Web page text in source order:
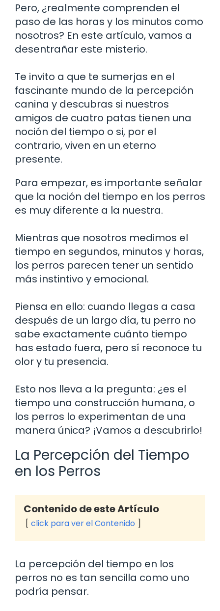
Pero, ¿realmente comprenden el
paso de las horas y los minutos como
nosotros? En este artículo, vamos a
desentrañar este misterio.
Te invito a que te sumerjas en el
fascinante mundo de la percepción
canina y descubras si nuestros
amigos de cuatro patas tienen una
noción del tiempo o si, por el
contrario, viven en un eterno
presente.
Para empezar, es importante señalar
que la noción del tiempo en los perros
es muy diferente a la nuestra.
Mientras que nosotros medimos el
tiempo en segundos, minutos y horas,
los perros parecen tener un sentido
más instintivo y emocional.
Piensa en ello: cuando llegas a casa
después de un largo día, tu perro no
sabe exactamente cuánto tiempo
has estado fuera, pero sí reconoce tu
olor y tu presencia.
Esto nos lleva a la pregunta: ¿es el
tiempo una construcción humana, o
los perros lo experimentan de una
manera única? ¡Vamos a descubrirlo!
La Percepción del Tiempo
en los Perros
Contenido de este Artículo
click para ver el Contenido
La percepción del tiempo en los
perros no es tan sencilla como uno
podría pensar.